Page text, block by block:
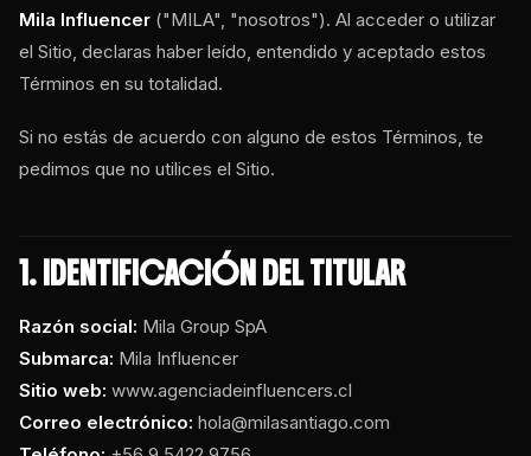
Mila Influencer ("MILA", "nosotros"). Al acceder o utilizar
el Sitio, declaras haber leído, entendido y aceptado estos
Términos en su totalidad.
Si no estás de acuerdo con alguno de estos Términos, te
pedimos que no utilices el Sitio.
1. IDENTIFICACIÓN DEL TITULAR
Razón social: Mila Group SpA
Submarca: Mila Influencer
Sitio web: www.agenciadeinfluencers.cl
Correo electrónico: hola@milasantiago.com